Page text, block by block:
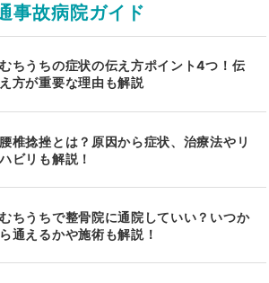
事故病院ガイド
むちうちの症状の伝え方ポイント4つ！伝
え方が重要な理由も解説
腰椎捻挫とは？原因から症状、治療法やリ
ハビリも解説！
むちうちで整骨院に通院していい？いつか
ら通えるかや施術も解説！